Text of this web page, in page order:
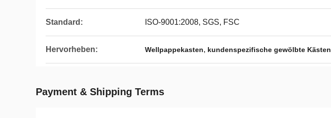
Standard: ISO-9001:2008, SGS, FSC
Hervorheben: Wellpappekasten, kundenspezifische gewölbte Kästen
Payment & Shipping Terms